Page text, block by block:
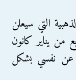
التي سيعلن
من يناير كانون
عن نفسي بشكل